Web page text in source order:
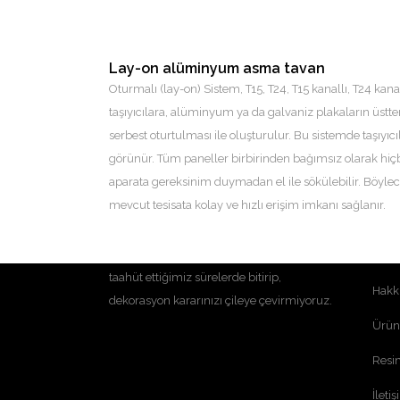
Lay-on alüminyum asma tavan
Oturmalı (lay-on) Sistem, T15, T24, T15 kanallı, T24
taşıyıcılara, alüminyum ya da galvaniz plakaların
serbest oturtulması ile oluşturulur. Bu sistemde
görünür. Tüm paneller birbirinden bağımsız olarak
aparata gereksinim duymadan el ile sökülebilir.
mevcut tesisata kolay ve hızlı erişim imkanı sağlanır.
taahüt ettiğimiz sürelerde bitirip,
dekorasyon kararınızı çileye çevirmiyoruz.